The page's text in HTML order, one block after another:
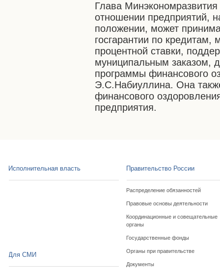
Глава
отношении предприятий,
положении, может
госгарантии по
процентной ставки,
муниципальным заказом,
программы финансового
Э.С.Набиуллина. Она
финансового
предприятия.
Исполнительная власть Правительство России
Распределение обязанностей
Правовые основы деятельности
Координационные и совещательные
органы
Государственные фонды
Органы при правительстве
Документы
Для СМИ